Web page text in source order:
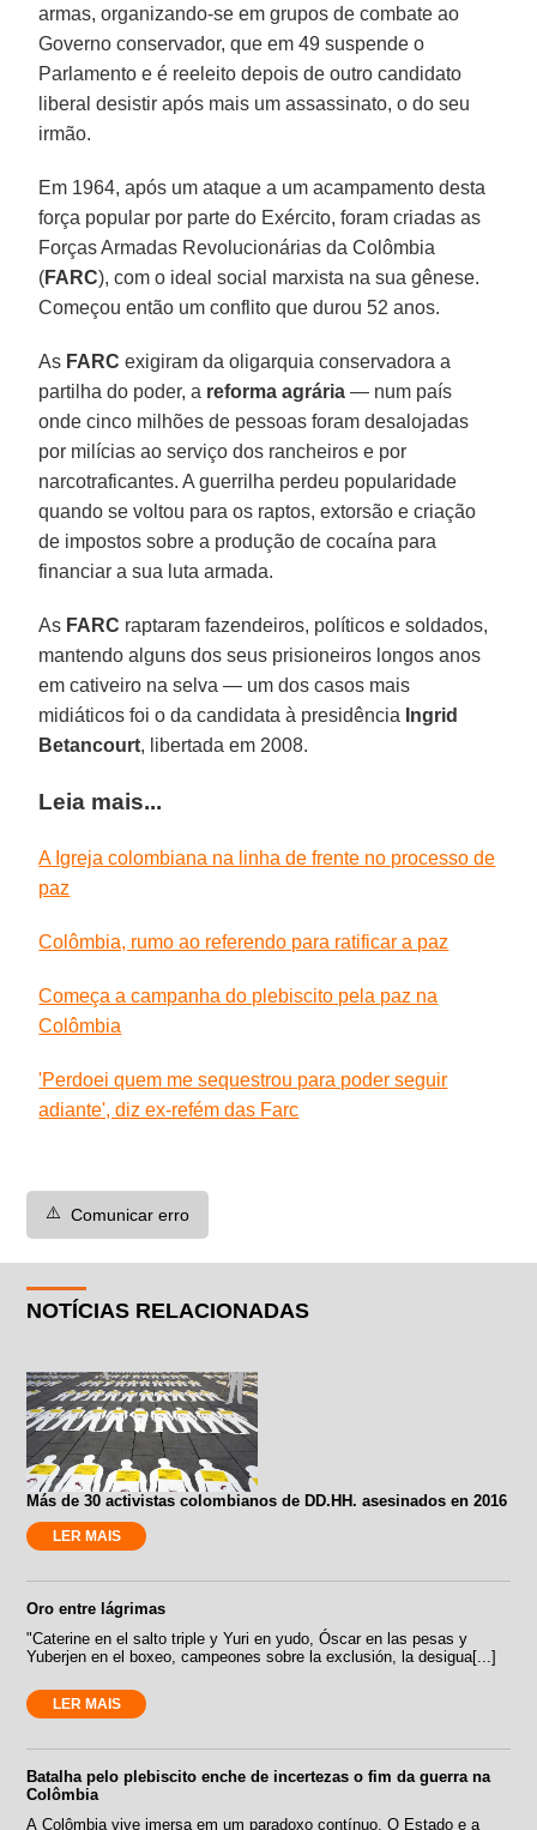
armas, organizando-se em grupos de combate ao
Governo conservador, que em 49 suspende o
Parlamento e é reeleito depois de outro candidato
liberal desistir após mais um assassinato, o do seu
irmão.
Em 1964, após um ataque a um acampamento desta
força popular por parte do Exército, foram criadas as
Forças Armadas Revolucionárias da Colômbia
(FARC), com o ideal social marxista na sua gênese.
Começou então um conflito que durou 52 anos.
As FARC exigiram da oligarquia conservadora a
partilha do poder, a reforma agrária — num país
onde cinco milhões de pessoas foram desalojadas
por milícias ao serviço dos rancheiros e por
narcotraficantes. A guerrilha perdeu popularidade
quando se voltou para os raptos, extorsão e criação
de impostos sobre a produção de cocaína para
financiar a sua luta armada.
As FARC raptaram fazendeiros, políticos e soldados,
mantendo alguns dos seus prisioneiros longos anos
em cativeiro na selva — um dos casos mais
midiáticos foi o da candidata à presidência Ingrid
Betancourt, libertada em 2008.
Leia mais...
A Igreja colombiana na linha de frente no processo de
paz
Colômbia, rumo ao referendo para ratificar a paz
Começa a campanha do plebiscito pela paz na
Colômbia
'Perdoei quem me sequestrou para poder seguir
adiante', diz ex-refém das Farc
⚠️ Comunicar erro
NOTÍCIAS RELACIONADAS
Más de 30 activistas colombianos de DD.HH. asesinados en 2016
LER MAIS
Oro entre lágrimas
"Caterine en el salto triple y Yuri en yudo, Óscar en las pesas y
Yuberjen en el boxeo, campeones sobre la exclusión, la desigua[...]
LER MAIS
Batalha pelo plebiscito enche de incertezas o fim da guerra na
Colômbia
A Colômbia vive imersa em um paradoxo contínuo. O Estado e a